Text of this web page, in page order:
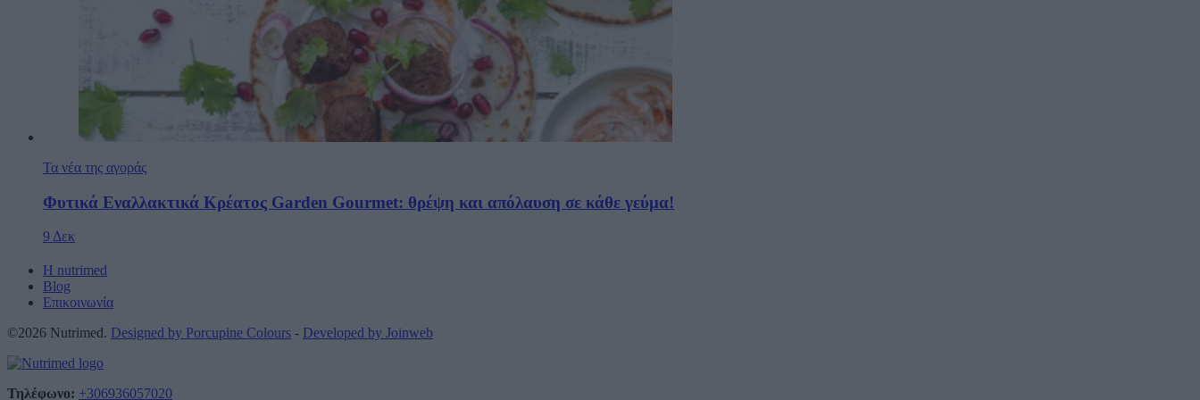
Τα νέα της αγοράς
Φυτικά Εναλλακτικά Κρέατος Garden Gourmet: θρέψη και απόλαυση σε κάθε γεύμα!
9 Δεκ
Η nutrimed
Blog
Επικοινωνία
©2026 Nutrimed. Designed by Porcupine Colours - Developed by Joinweb
Τηλέφωνο: +306936057020